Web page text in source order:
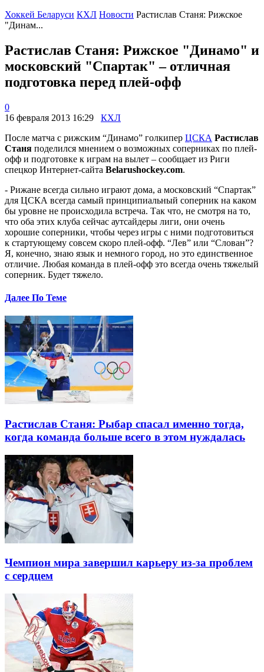
Хоккей Беларуси КХЛ Новости Растислав Станя: Рижское
"Динам...
Растислав Станя: Рижское "Динамо" и
московский "Спартак" – отличная
подготовка перед плей-офф
0
16 февраля 2013 16:29
КХЛ
После матча с рижским “Динамо” голкипер ЦСКА Растислав
Станя поделился мнением о возможных соперниках по плей-
офф и подготовке к играм на вылет – сообщает из Риги
спецкор Интернет-сайта Belarushockey.com.
- Рижане всегда сильно играют дома, а московский “Спартак”
для ЦСКА всегда самый принципиальный соперник на каком
бы уровне не происходила встреча. Так что, не смотря на то,
что оба этих клуба сейчас аутсайдеры лиги, они очень
хорошие соперники, чтобы через игры с ними подготовиться
к стартующему совсем скоро плей-офф. “Лев” или “Слован”?
Я, конечно, знаю язык и немного город, но это единственное
отличие. Любая команда в плей-офф это всегда очень тяжелый
соперник. Будет тяжело.
Далее По Теме
Растислав Станя: Рыбар спасал именно тогда,
когда команда больше всего в этом нуждалась
Чемпион мира завершил карьеру из-за проблем
с сердцем